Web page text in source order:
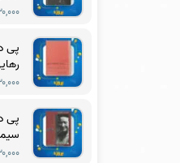
۳۰,۰۰۰
پی
۳۰,۰۰۰
پی
۳۰,۰۰۰